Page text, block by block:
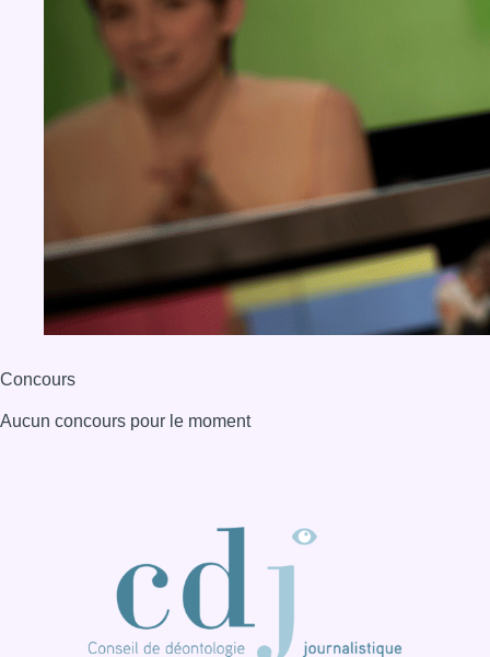
Concours
Aucun concours pour le moment